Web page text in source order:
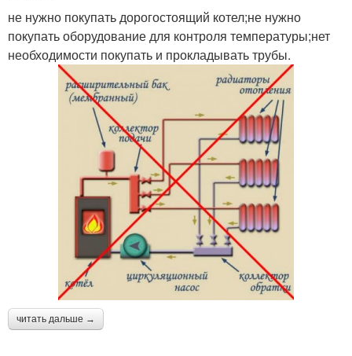
не нужно покупать дорогостоящий котел;не нужно
покупать оборудование для контроля температуры;нет
необходимости покупать и прокладывать трубы.
читать дальше →